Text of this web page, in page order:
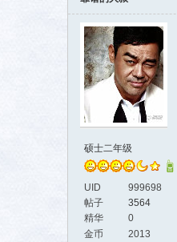
硕士二年级
UID
999698
帖子
3564
精华
0
金币
2013